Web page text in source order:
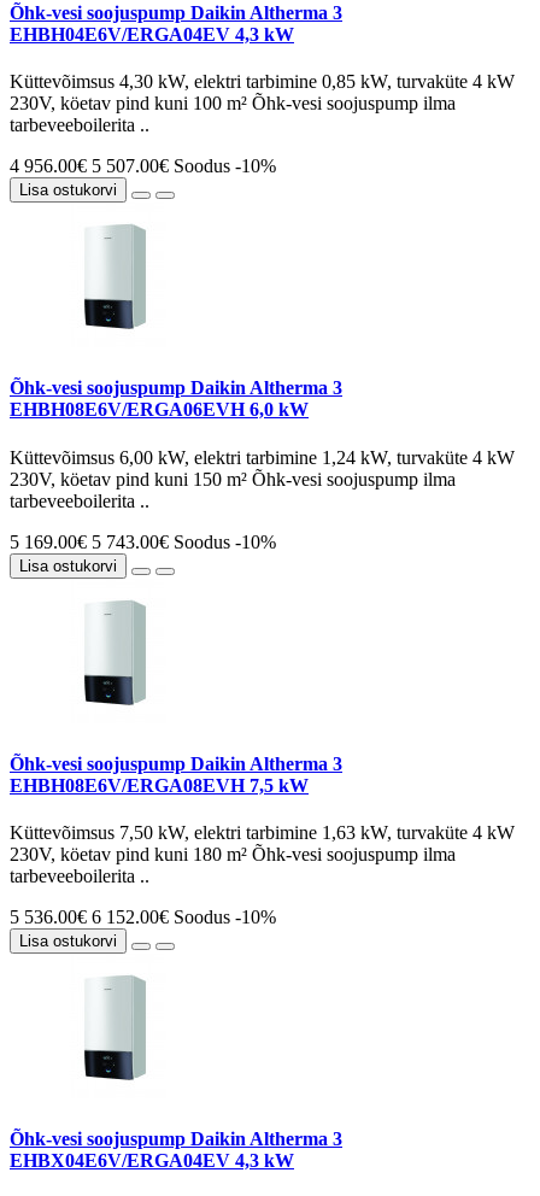
Õhk-vesi soojuspump Daikin Altherma 3
EHBH04E6V/ERGA04EV 4,3 kW
Küttevõimsus 4,30 kW, elektri tarbimine 0,85 kW, turvaküte 4 kW
230V, köetav pind kuni 100 m² Õhk-vesi soojuspump ilma
tarbeveeboilerita ..
4 956.00€ 5 507.00€ Soodus -10%
Lisa ostukorvi
Õhk-vesi soojuspump Daikin Altherma 3
EHBH08E6V/ERGA06EVH 6,0 kW
Küttevõimsus 6,00 kW, elektri tarbimine 1,24 kW, turvaküte 4 kW
230V, köetav pind kuni 150 m² Õhk-vesi soojuspump ilma
tarbeveeboilerita ..
5 169.00€ 5 743.00€ Soodus -10%
Lisa ostukorvi
Õhk-vesi soojuspump Daikin Altherma 3
EHBH08E6V/ERGA08EVH 7,5 kW
Küttevõimsus 7,50 kW, elektri tarbimine 1,63 kW, turvaküte 4 kW
230V, köetav pind kuni 180 m² Õhk-vesi soojuspump ilma
tarbeveeboilerita ..
5 536.00€ 6 152.00€ Soodus -10%
Lisa ostukorvi
Õhk-vesi soojuspump Daikin Altherma 3
EHBX04E6V/ERGA04EV 4,3 kW